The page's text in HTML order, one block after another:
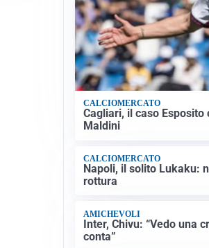
CALCIOMERCATO
Cagliari, il caso
Maldini
CALCIOMERCATO
Napoli, il solito Lukaku:
rottura
AMICHEVOLI
Inter, Chivu: “Vedo una
conta”